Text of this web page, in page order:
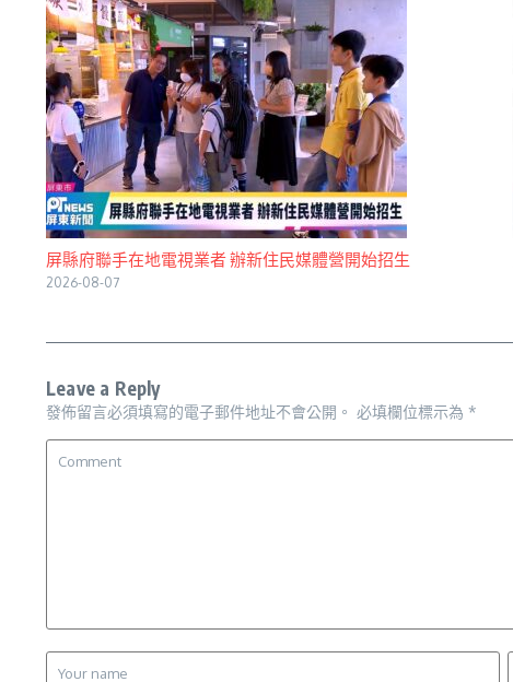
屏縣府聯手在地電視業者 辦新住民媒體營開始招生
2026-08-07
Leave a Reply
發佈留言必須填寫的電子郵件地址不會公開。 必填欄位標示為 *